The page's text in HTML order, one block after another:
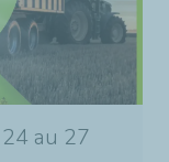
au 27